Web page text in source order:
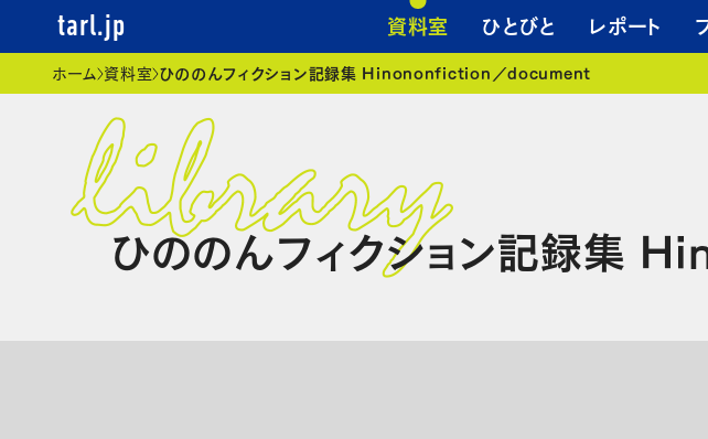
tarl.jp 資料室 ひとびと レポート
現在位置ホーム 資料室 ひののんフィクション記録集 Hinononfiction／document
ひののんフィクション記録